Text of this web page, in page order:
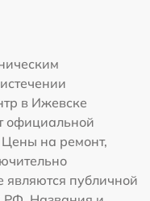
в Ижевске
официальной
Цены на ремонт,
являются публичной